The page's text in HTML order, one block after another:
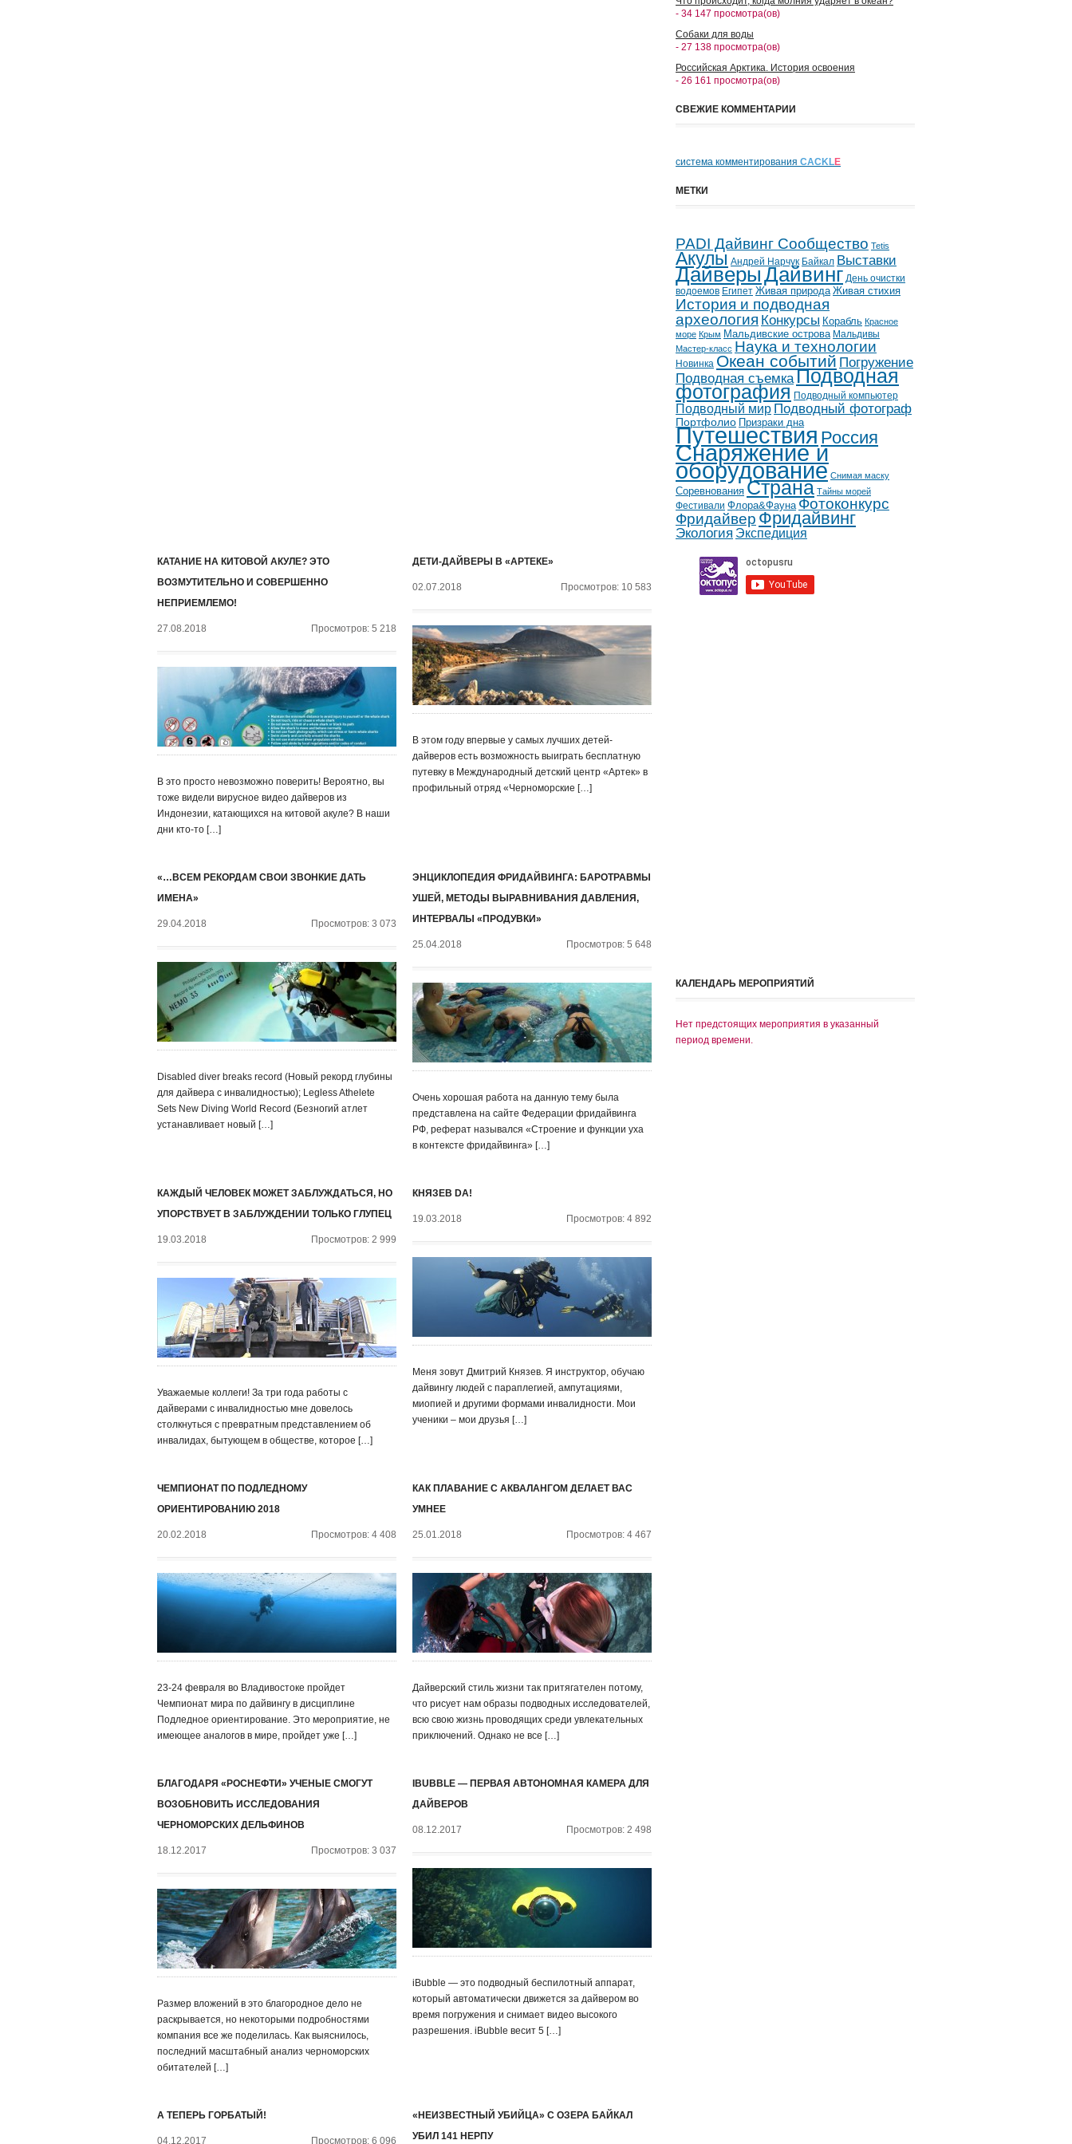
КАТАНИЕ НА КИТОВОЙ АКУЛЕ? ЭТО
ВОЗМУТИТЕЛЬНО И СОВЕРШЕННО
НЕПРИЕМЛЕМО!
27.08.2018 Просмотров: 5 218
В это просто невозможно поверить! Вероятно, вы
тоже видели вирусное видео дайверов из
Индонезии, катающихся на китовой акуле? В наши
дни кто-то […]
ДЕТИ-ДАЙВЕРЫ В «АРТЕКЕ»
02.07.2018 Просмотров: 10 583
В этом году впервые у самых лучших детей-
дайверов есть возможность выиграть бесплатную
путевку в Международный детский центр «Артек» в
профильный отряд «Черноморские […]
«…ВСЕМ РЕКОРДАМ СВОИ ЗВОНКИЕ ДАТЬ
ИМЕНА»
29.04.2018 Просмотров: 3 073
Disabled diver breaks record (Новый рекорд глубины
для дайвера с инвалидностью); Legless Athelete
Sets New Diving World Record (Безногий атлет
устанавливает новый […]
ЭНЦИКЛОПЕДИЯ ФРИДАЙВИНГА: БАРОТРАВМЫ
УШЕЙ, МЕТОДЫ ВЫРАВНИВАНИЯ ДАВЛЕНИЯ,
ИНТЕРВАЛЫ «ПРОДУВКИ»
25.04.2018 Просмотров: 5 648
Очень хорошая работа на данную тему была
представлена на сайте Федерации фридайвинга
РФ, реферат назывался «Строение и функции уха
в контексте фридайвинга» […]
КАЖДЫЙ ЧЕЛОВЕК МОЖЕТ ЗАБЛУЖДАТЬСЯ, НО
УПОРСТВУЕТ В ЗАБЛУЖДЕНИИ ТОЛЬКО ГЛУПЕЦ
19.03.2018 Просмотров: 2 999
Уважаемые коллеги! За три года работы с
дайверами с инвалидностью мне довелось
столкнуться с превратным представлением об
инвалидах, бытующем в обществе, которое […]
КНЯЗЕВ DA!
19.03.2018 Просмотров: 4 892
Меня зовут Дмитрий Князев. Я инструктор, обучаю
дайвингу людей с параплегией, ампутациями,
миопией и другими формами инвалидности. Мои
ученики – мои друзья […]
ЧЕМПИОНАТ ПО ПОДЛЕДНОМУ
ОРИЕНТИРОВАНИЮ 2018
20.02.2018 Просмотров: 4 408
23-24 февраля во Владивостоке пройдет
Чемпионат мира по дайвингу в дисциплине
Подледное ориентирование. Это мероприятие, не
имеющее аналогов в мире, пройдет уже […]
КАК ПЛАВАНИЕ С АКВАЛАНГОМ ДЕЛАЕТ ВАС
УМНЕЕ
25.01.2018 Просмотров: 4 467
Дайверский стиль жизни так притягателен потому,
что рисует нам образы подводных исследователей,
всю свою жизнь проводящих среди увлекательных
приключений. Однако не все […]
БЛАГОДАРЯ «РОСНЕФТИ» УЧЕНЫЕ СМОГУТ
ВОЗОБНОВИТЬ ИССЛЕДОВАНИЯ
ЧЕРНОМОРСКИХ ДЕЛЬФИНОВ
18.12.2017 Просмотров: 3 037
Размер вложений в это благородное дело не
раскрывается, но некоторыми подробностями
компания все же поделилась. Как выяснилось,
последний масштабный анализ черноморских
обитателей […]
IBUBBLE — ПЕРВАЯ АВТОНОМНАЯ КАМЕРА ДЛЯ
ДАЙВЕРОВ
08.12.2017 Просмотров: 2 498
iBubble — это подводный беспилотный аппарат,
который автоматически движется за дайвером во
время погружения и снимает видео высокого
разрешения. iBubble весит 5 […]
А ТЕПЕРЬ ГОРБАТЫЙ!
04.12.2017 Просмотров: 6 096
«НЕИЗВЕСТНЫЙ УБИЙЦА» С ОЗЕРА БАЙКАЛ
УБИЛ 141 НЕРПУ
- 34 147 просмотра(ов)
Собаки для воды
- 27 138 просмотра(ов)
Российская Арктика. История освоения
- 26 161 просмотра(ов)
СВЕЖИЕ КОММЕНТАРИИ
система комментирования CACKLE
МЕТКИ
PADI Дайвинг Сообщество Tetis
Акулы Андрей Нарчук Байкал Выставки
ДайверыДайвинг День очистки
водоемов Египет Живая природа Живая стихия
История и подводная
археология Конкурсы Корабль Красное
море Крым Мальдивские острова Мальдивы
Мастер-класс Наука и технологии
Новинка Океан событий Погружение
Подводная съемкаПодводная
фотография Подводный компьютер
Подводный мир Подводный фотограф
Портфолио Призраки дна
Путешествия Россия
Снаряжение и
оборудование Снимая маску
Соревнования Страна Тайны морей
Фестивали Флора&Фауна Фотоконкурс
Фридайвер Фридайвинг
Экология Экспедиция
КАЛЕНДАРЬ МЕРОПРИЯТИЙ
Нет предстоящих мероприятия в указанный
период времени.